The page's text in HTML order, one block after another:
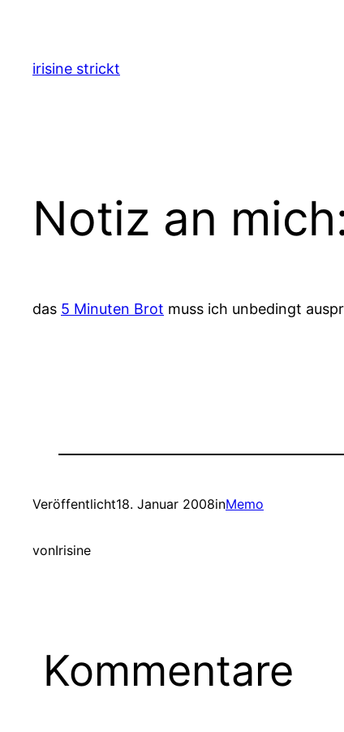
springen
irisine strickt
Notiz an
das 5 Minuten Brot muss ich unbedingt
Veröffentlicht18. Januar 2008inMemo
vonIrisine
Kommentare